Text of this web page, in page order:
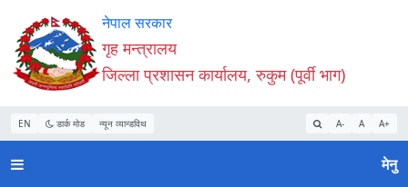
Accessibility
Mode
सुरु
गर्नुहोस्
सामाग्री
पढ्नुहाेस्
नेभिगेसन
पढ्नुहाेस्
वेबसाइट
खोजमा
जानुहोस्
नेपाल सरकार
गृह मन्त्रालय
जिल्ला प्रशासन कार्यालय, रुकुम (पूर्वी भाग)
EN डार्क मोड न्यून व्यान्डविथ A- A A+
मेनु